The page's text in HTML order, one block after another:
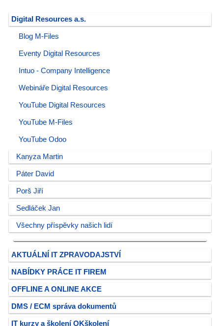
Digital Resources a.s.
Blog M-Files
Eventy Digital Resources
Intuo - Company Intelligence
Webináře Digital Resources
YouTube Digital Resources
YouTube M-Files
YouTube Odoo
Kanyza Martin
Páter David
Porš Jiří
Sedláček Jan
Všechny příspěvky našich lidí
AKTUÁLNÍ IT ZPRAVODAJSTVÍ
NABÍDKY PRÁCE IT FIREM
OFFLINE A ONLINE AKCE
DMS / ECM správa dokumentů
IT kurzy a školení OKškolení